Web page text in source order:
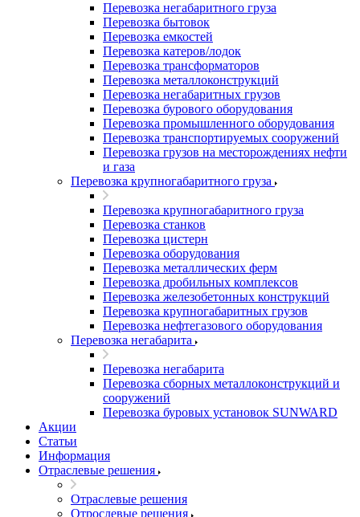
Перевозка негабаритного груза
Перевозка бытовок
Перевозка емкостей
Перевозка катеров/лодок
Перевозка трансформаторов
Перевозка металлоконструкций
Перевозка негабаритных грузов
Перевозка бурового оборудования
Перевозка промышленного оборудования
Перевозка транспортируемых сооружений
Перевозка грузов на месторождениях нефти
и газа
Перевозка крупногабаритного груза
Перевозка крупногабаритного груза
Перевозка станков
Перевозка цистерн
Перевозка оборудования
Перевозка металлических ферм
Перевозка дробильных комплексов
Перевозка железобетонных конструкций
Перевозка крупногабаритных грузов
Перевозка нефтегазового оборудования
Перевозка негабарита
Перевозка негабарита
Перевозка сборных металлоконструкций и
сооружений
Перевозка буровых установок SUNWARD
Акции
Статьи
Информация
Отраслевые решения
Отраслевые решения
Отрослевые решения